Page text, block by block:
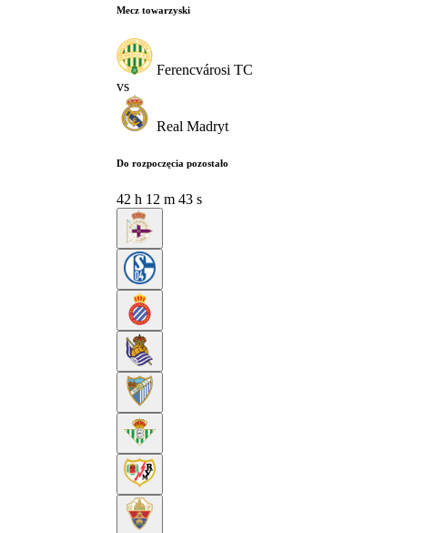
Mecz towarzyski
Ferencvárosi TC
vs
Real Madryt
Do rozpoczęcia pozostało
42 h 12 m 42 s